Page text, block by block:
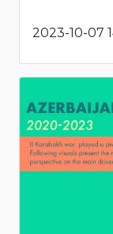
2023-10-07